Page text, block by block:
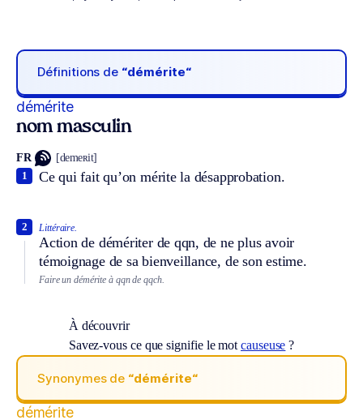
Définitions de “démérite“
démérite
nom masculin
FR [demeʀit]
Ce qui fait qu’on mérite la désapprobation.
1
Littéraire.
Action de démériter de qqn, de ne plus avoir
témoignage de sa bienveillance, de son estime.
2
Faire un démérite à qqn de qqch.
À découvrir
Savez-vous ce que signifie le motcauseuse ?
Synonymes de “démérite“
démérite